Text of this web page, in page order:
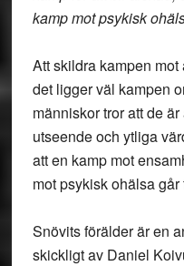
kamp mot psykisk
Att skildra kampen
det ligger väl kampen
människor tror att de
utseende och ytliga
att en kamp mot
mot psykisk ohälsa går
Snövits förälder är en
skickligt av Daniel